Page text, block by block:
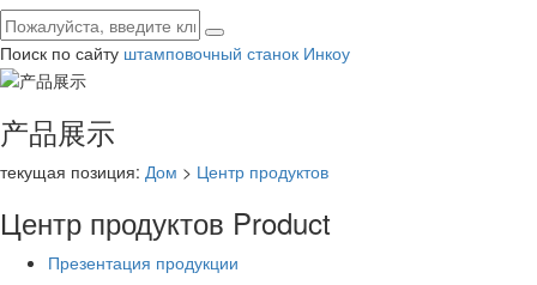
Поиск по сайту штамповочный станок Инкоу
产品展示
текущая позиция: Дом > Центр продуктов
Центр продуктов Product
Презентация продукции